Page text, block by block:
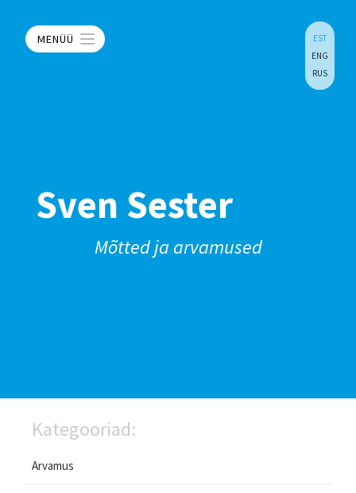
MENÜÜ
EST
ENG
RUS
Sven Sester
Mõtted ja arvamused
Kategooriad:
Arvamus